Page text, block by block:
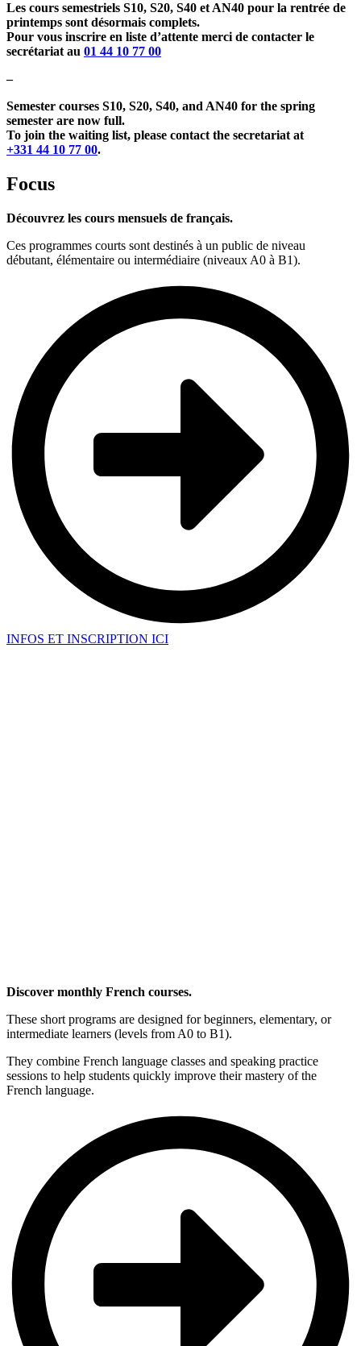
Les cours semestriels S10, S20, S40 et AN40 pour la rentrée de
printemps sont désormais complets.
Pour vous inscrire en liste d’attente merci de contacter le
secrétariat au 01 44 10 77 00
–
Semester courses S10, S20, S40, and AN40 for the spring
semester are now full.
To join the waiting list, please contact the secretariat at
+331 44 10 77 00.
Focus
Découvrez les cours mensuels de français.
Ces programmes courts sont destinés à un public de niveau
débutant, élémentaire ou intermédiaire (niveaux A0 à B1).
INFOS ET INSCRIPTION ICI
Discover monthly French courses.
These short programs are designed for beginners, elementary, or
intermediate learners (levels from A0 to B1).
They combine French language classes and speaking practice
sessions to help students quickly improve their mastery of the
French language.